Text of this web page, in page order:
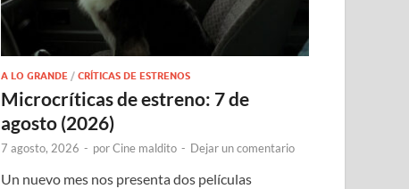
A LO GRANDE /CRÍTICAS DE ESTRENOS
Microcríticas de estreno: 7 de
agosto (2026)
7 agosto, 2026 - porCine maldito - Dejar un comentario
Un nuevo mes nos presenta dos películas